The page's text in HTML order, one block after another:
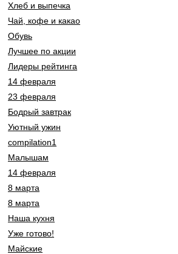
Хлеб и выпечка
Чай, кофе и какао
Обувь
Лучшее по акции
Лидеры рейтинга
14 февраля
23 февраля
Бодрый завтрак
Уютный ужин
compilation1
Малышам
14 февраля
8 марта
8 марта
Наша кухня
Уже готово!
Майские